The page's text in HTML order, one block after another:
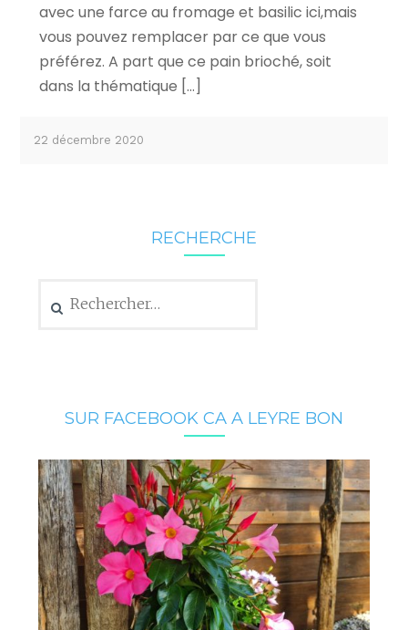
avec une farce au fromage et basilic ici,mais
vous pouvez remplacer par ce que vous
préférez. A part que ce pain brioché, soit
dans la thématique […]
22 décembre 2020
RECHERCHE
SUR FACEBOOK CA A LEYRE BON